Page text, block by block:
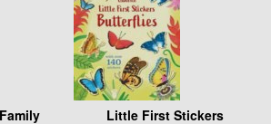
Little First Stickers